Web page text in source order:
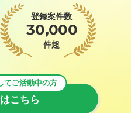
登録案件数
30,000
件超
こちら